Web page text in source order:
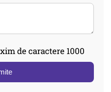
de caractere 1000